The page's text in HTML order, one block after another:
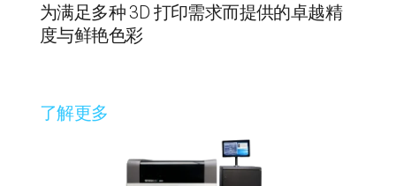
为满足多种 3D 打印需求而提供的卓越精
度与鲜艳色彩
了解更多